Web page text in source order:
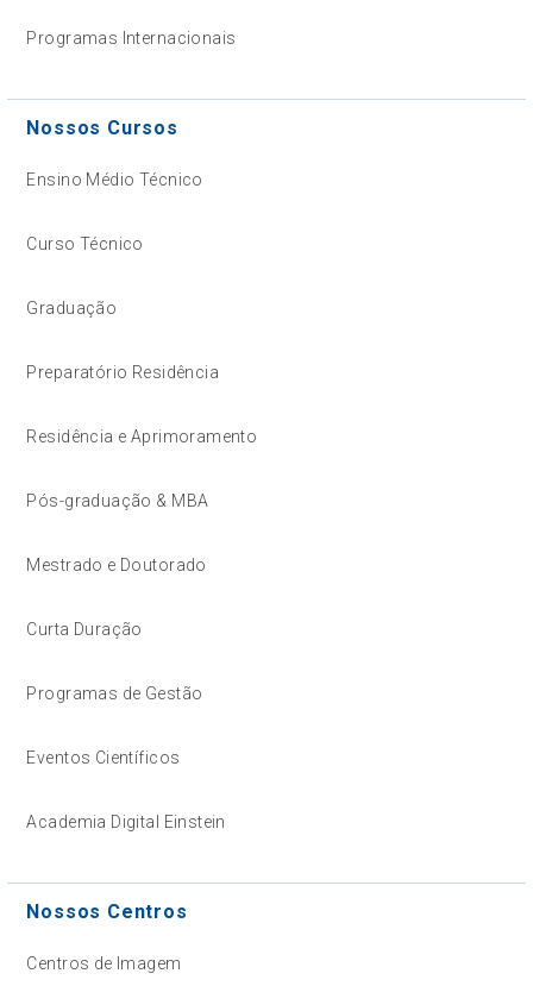
Programas Internacionais
Nossos Cursos
Ensino Médio Técnico
Curso Técnico
Graduação
Preparatório Residência
Residência e Aprimoramento
Pós-graduação & MBA
Mestrado e Doutorado
Curta Duração
Programas de Gestão
Eventos Científicos
Academia Digital Einstein
Nossos Centros
Centros de Imagem